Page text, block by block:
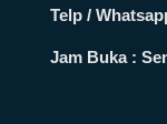
Telp /
Jam Buka :